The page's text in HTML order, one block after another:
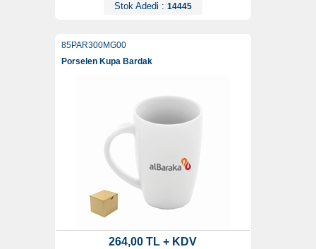
Stok Adedi : 14445
85PAR300MG00
Porselen Kupa Bardak
264,00 TL + KDV